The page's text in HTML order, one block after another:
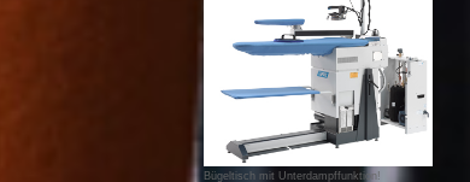
Bügeltisch mit Unterdampffunktion!